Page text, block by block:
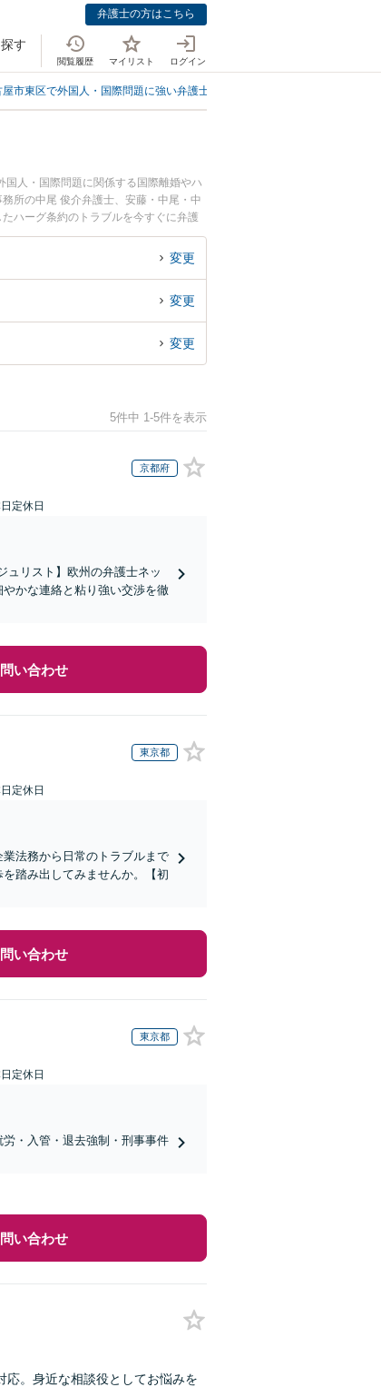
弁護士の方はこちら
す
閲覧履歴 マイリスト ログイン
屋市東区で外国人・国際問題に強い弁護士
人・国際問題に関係する国際離婚やハ
所の中尾 俊介弁護士、安藤・中尾・中
ハーグ条約のトラブルを今すぐに弁護
古屋市東区内の弁護士に相談予約した
変更
変更
変更
5件中 1-5件を表示
京都府
定休日
ュリスト】欧州の弁護士ネッ
かな連絡と粘り強い交渉を徹
い合わせ
東京都
定休日
法務から日常のトラブルまで
踏み出してみませんか。【初
い合わせ
東京都
定休日
・入管・退去強制・刑事事件
い合わせ
応。身近な相談役としてお悩みを